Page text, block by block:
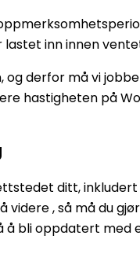
inn innen
derfor må vi
hastigheten på
ditt,
videre , så må du
å bli oppdatert